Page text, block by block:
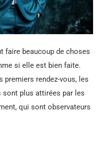
faire beaucoup de choses
si elle est bien faite.
premiers rendez-vous, les
plus attirées par les
qui sont observateurs